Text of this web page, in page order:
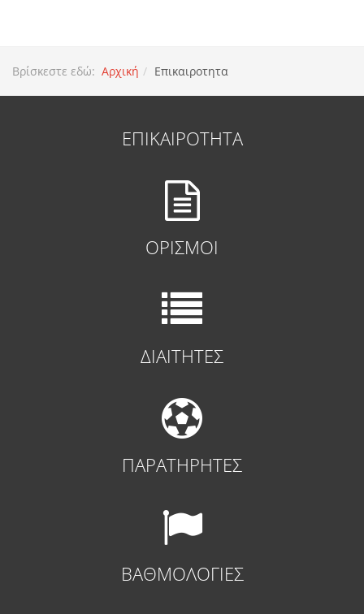
Βρίσκεστε εδώ: Αρχική Επικαιροτητα
ΕΠΙΚΑΙΡΟΤΗΤΑ
ΟΡΙΣΜΟΙ
ΔΙΑΙΤΗΤΕΣ
ΠΑΡΑΤΗΡΗΤΕΣ
ΒΑΘΜΟΛΟΓΙΕΣ